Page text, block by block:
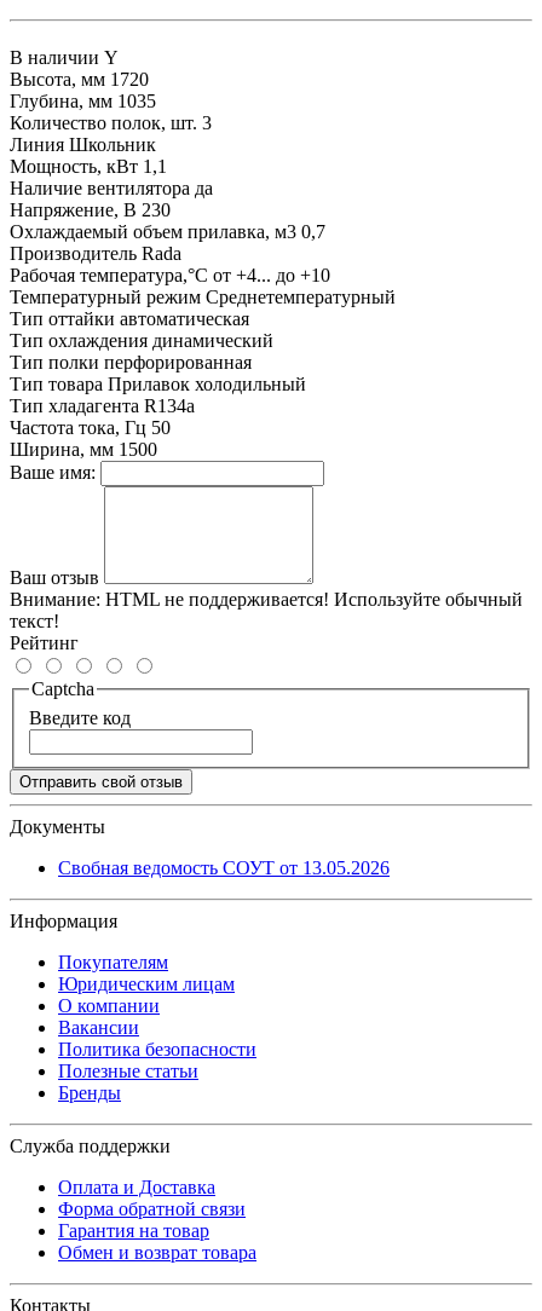
В наличии Y
Высота, мм 1720
Глубина, мм 1035
Количество полок, шт. 3
Линия Школьник
Мощность, кВт 1,1
Наличие вентилятора да
Напряжение, В 230
Охлаждаемый объем прилавка, м3 0,7
Производитель Rada
Рабочая температура,°С от +4... до +10
Температурный режим Среднетемпературный
Тип оттайки автоматическая
Тип охлаждения динамический
Тип полки перфорированная
Тип товара Прилавок холодильный
Тип хладагента R134a
Частота тока, Гц 50
Ширина, мм 1500
Ваше имя:
Ваш отзыв
Внимание: HTML не поддерживается! Используйте обычный
текст!
Рейтинг
Captcha
Введите код
Отправить свой отзыв
Документы
Свобная ведомость СОУТ от 13.05.2026
Информация
Покупателям
Юридическим лицам
О компании
Вакансии
Политика безопасности
Полезные статьи
Бренды
Служба поддержки
Оплата и Доставка
Форма обратной связи
Гарантия на товар
Обмен и возврат товара
Контакты